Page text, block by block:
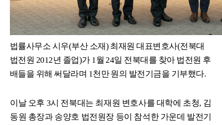
법률사무소 시우(부산 소재) 최재원 대표변호사(전북대
법전원 2012년 졸업)가 1월24일 전북대를 찾아 법전원 후
배들을 위해 써달라며 1천만 원의 발전기금을 기부했다.
이날 오후 3시 전북대는 최재원 변호사를 대학에 초청, 김
동원 총장과 송양호 법전원장 등이 참석한 가운데 발전기